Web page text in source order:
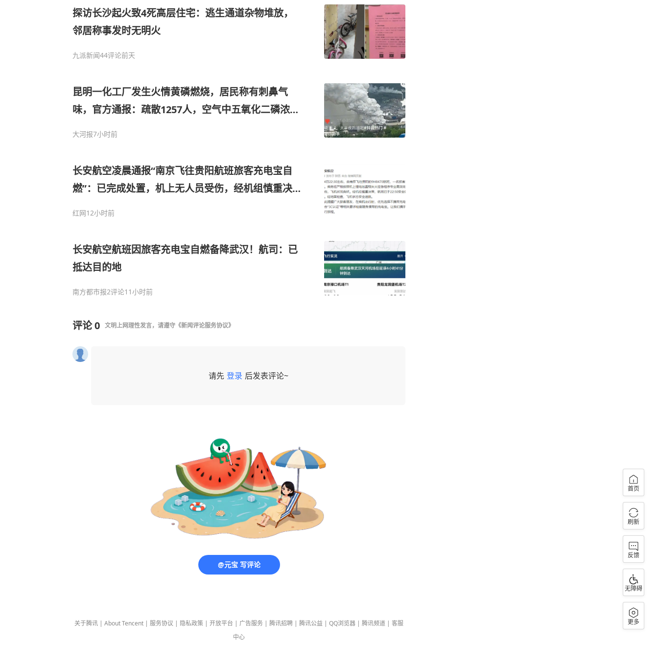
探访长沙起火致4死高层住宅：逃生通道杂物堆放，
邻居称事发时无明火
九派新闻44评论前天
昆明一化工厂发生火情黄磷燃烧，居民称有刺鼻气
味，官方通报：疏散1257人，空气中五氧化二磷浓度
大河报7小时前
长安航空凌晨通报“南京飞往贵阳航班旅客充电宝自
燃”：已完成处置，机上无人员受伤，经机组慎重决
红网12小时前
长安航空航班因旅客充电宝自燃备降武汉！航司：已
抵达目的地
南方都市报2评论11小时前
评论0 文明上网理性发言，请遵守 《新闻评论服务协议》
请先 登录 后发表评论~
@元宝 写评论
关于腾讯 | About Tencent | 服务协议 | 隐私政策 | 开放平台 | 广告服务 | 腾讯招聘 | 腾讯公益 | QQ浏览器 | 腾讯频道 | 客服
中心
首页
刷新
反馈
无障碍
更多